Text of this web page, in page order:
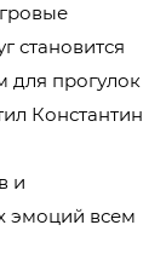
становится
для прогулок
Константин
и
эмоций всем